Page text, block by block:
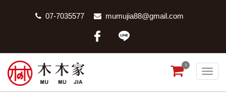
07-7035577 mumujia88@gmail.com
0